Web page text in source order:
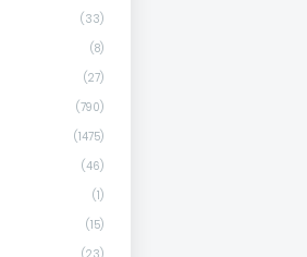
(33)
(8)
(27)
(790)
(1475)
(46)
(1)
(15)